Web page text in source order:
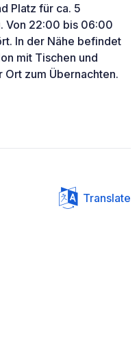
Platz für ca. 5
Von 22:00 bis 06:00
In der Nähe befindet
mit Tischen und
Ort zum Übernachten.
Translate